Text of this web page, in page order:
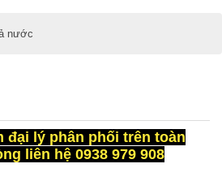
nước
đại lý phân phối trên toàn
liên hệ 0938 979 908